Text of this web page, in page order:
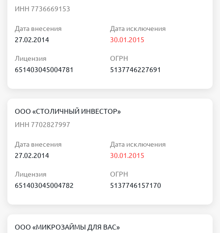
ИНН 7736669153
Дата внесения
27.02.2014
Дата исключения
30.01.2015
Лицензия
651403045004781
ОГРН
5137746227691
ООО «СТОЛИЧНЫЙ ИНВЕСТОР»
ИНН 7702827997
Дата внесения
27.02.2014
Дата исключения
30.01.2015
Лицензия
651403045004782
ОГРН
5137746157170
ООО «МИКРОЗАЙМЫ ДЛЯ ВАС»